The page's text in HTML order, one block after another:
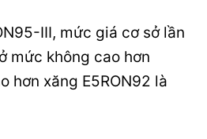
III, mức giá cơ sở lần
mức không cao hơn
hơn xăng E5RON92 là